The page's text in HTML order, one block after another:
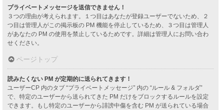
プライベートメッセージを送信できません！
３つの理由が考えられます。１つ目はあなたが登録ユーザーでないため、２
つ目は管理人がこの掲示板の PM 機能を停止しているため、３つ目は管理人
があなたの PM の使用を禁止しているためです。詳細は管理人にお問い合わ
せください。
ページトップ
読みたくない PM が定期的に送られてきます！
ユーザーCP 内のタブ “プライベートメッセージ” 内の “ルール & フォルダ”
で、特定のユーザーから送られてきた PM だけをブロックするルールを設定
できます。もし特定のユーザーから誹謗中傷を含む PM が送られている場合